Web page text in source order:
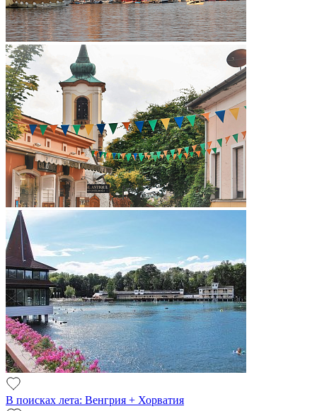
В поисках лета: Венгрия + Хорватия